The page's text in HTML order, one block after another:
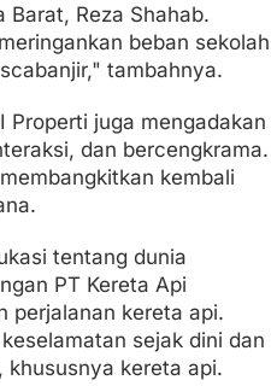
Barat, Reza Shahab.
beban sekolah
tambahnya.
Properti juga mengadakan
dan bercengkrama.
kembali
tentang dunia
PT Kereta Api
perjalanan kereta api.
sejak dini dan
khususnya kereta api.